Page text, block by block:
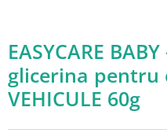
EASYCARE
glicerina pentru
VEHICULE 60g